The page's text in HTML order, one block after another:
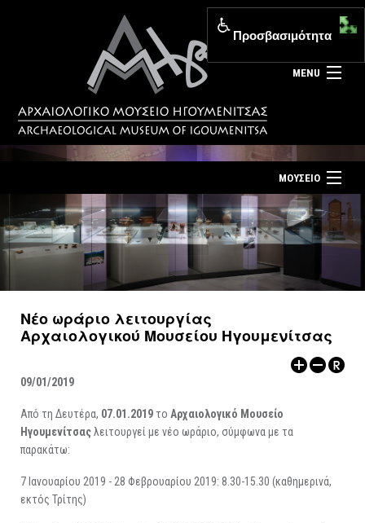
MENU
Αρχική σελίδα
Επίσκεψη
Επικοινωνία
Νέα
ΜΟΥΣΕΙΟ
ΤΟ ΜΟΥΣΕΙΟ
ΕΚΘΕΣΕΙΣ
ΕΚΔΟΣΕΙΣ
Νέο ωράριο λειτουργίας
Αρχαιολογικού Μουσείου Ηγουμενίτσας
09/01/2019
Aπό τη Δευτέρα, 07.01.2019 το Αρχαιολογικό Μουσείο
Ηγουμενίτσαςλειτουργεί με νέο ωράριο, σύμφωνα με τα
παρακάτω:
7 Ιανουαρίου 2019 - 28 Φεβρουαρίου 2019: 8.30-15.30 (καθημερινά,
εκτός Τρίτης)
Προσβασιμότητα